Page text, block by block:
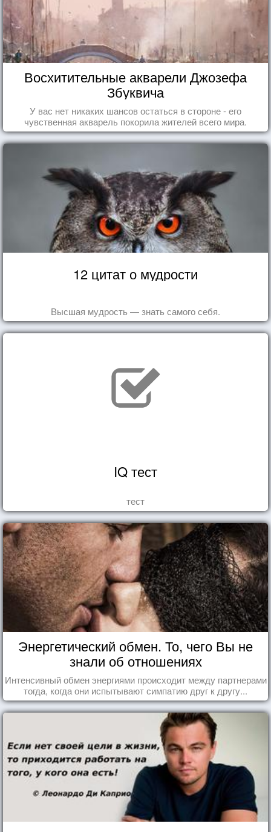
Восхитительные акварели Джозефа
Збуквича
У вас нет никаких шансов остаться в стороне - его
чувственная акварель покорила жителей всего мира.
12 цитат о мудрости
Высшая мудрость — знать самого себя.
IQ тест
тест
Энергетический обмен. То, чего Вы не
знали об отношениях
Интенсивный обмен энергиями происходит между партнерами
тогда, когда они испытывают симпатию друг к другу...